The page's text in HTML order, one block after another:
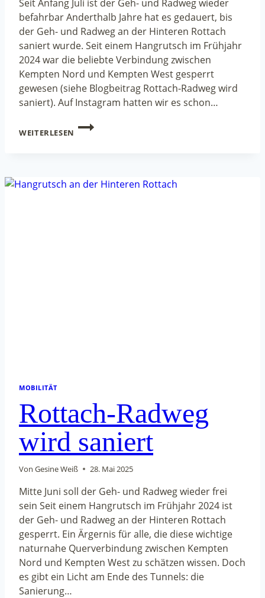
Seit Anfang Juli ist der Geh- und Radweg wieder
befahrbar Anderthalb Jahre hat es gedauert, bis
der Geh- und Radweg an der Hinteren Rottach
saniert wurde. Seit einem Hangrutsch im Frühjahr
2024 war die beliebte Verbindung zwischen
Kempten Nord und Kempten West gesperrt
gewesen (siehe Blogbeitrag Rottach-Radweg wird
saniert). Auf Instagram hatten wir es schon…
WEITERLESEN
ROTTACH-
MOBILITÄT
Rottach-Radweg
wird saniert
Von Gesine Weiß 28. Mai 2025
Mitte Juni soll der Geh- und Radweg wieder frei
sein Seit einem Hangrutsch im Frühjahr 2024 ist
der Geh- und Radweg an der Hinteren Rottach
gesperrt. Ein Ärgernis für alle, die diese wichtige
naturnahe Querverbindung zwischen Kempten
Nord und Kempten West zu schätzen wissen. Doch
es gibt ein Licht am Ende des Tunnels: die
Sanierung…